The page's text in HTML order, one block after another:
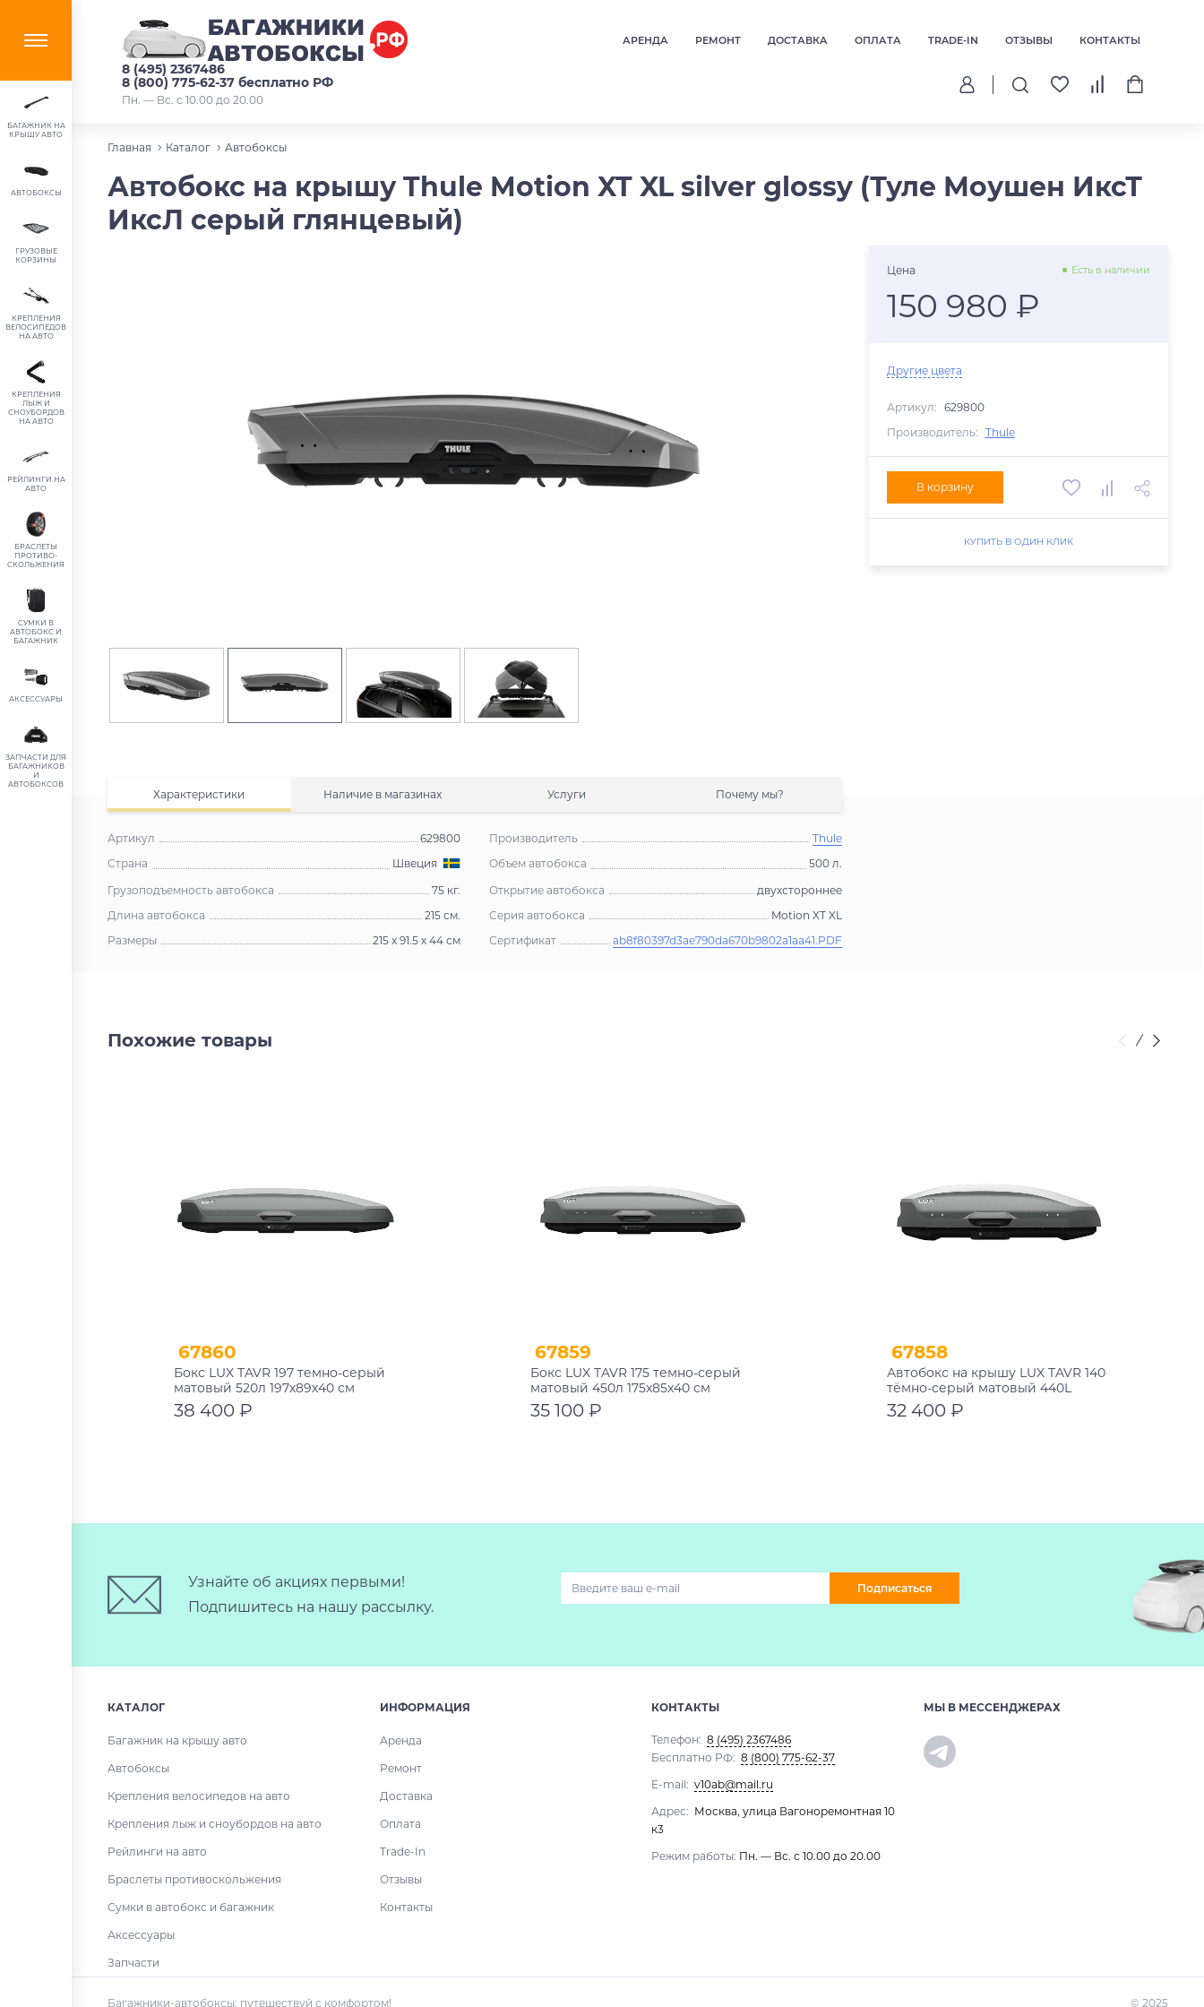
АРЕНДА РЕМОНТ ДОСТАВКА ОПЛАТА TRADE-IN ОТЗЫВЫ КОНТАКТЫ
8 (495) 2367486
8 (800) 775-62-37 бесплатно РФ
Пн. — Вс. с 10.00 до 20.00
БАГАЖНИК НА
КРЫШУ АВТО
АВТОБОКСЫ
ГРУЗОВЫЕ
КОРЗИНЫ
КРЕПЛЕНИЯ
ВЕЛОСИПЕДОВ
НА АВТО
КРЕПЛЕНИЯ
ЛЫЖ И
СНОУБОРДОВ
НА АВТО
РЕЙЛИНГИ НА
АВТО
БРАСЛЕТЫ
ПРОТИВО-
СКОЛЬЖЕНИЯ
СУМКИ В
АВТОБОКС И
БАГАЖНИК
АКСЕССУАРЫ
ЗАПЧАСТИ ДЛЯ
БАГАЖНИКОВ
И
АВТОБОКСОВ
Главная Каталог Автобоксы
Автобокс на крышу Thule Motion XT XL silver glossy (Туле Моушен ИксТ
ИксЛ серый глянцевый)
Характеристики Наличие в магазинах Услуги Почему мы?
Артикул 629800 Производитель
Thule
Страна
Швеция Объем автобокса
500 л.
Грузоподъемность автобокса
75 кг. Открытие автобокса
двухстороннее
Длина автобокса
215 см. Серия автобокса
Motion XT XL
Размеры
215 x 91.5 x 44 см Сертификат ab8f80397d3ae790da670b9802a1aa41.PDF
Цена Есть в наличии
150 980 ₽
Другие цвета
Артикул: 629800
Производитель: Thule
В корзину
КУПИТЬ В ОДИН КЛИК
Похожие товары
67860
Бокс LUX TAVR 197 темно-серый
матовый 520л 197х89х40 см
38 400 ₽
67859
Бокс LUX TAVR 175 темно-серый
матовый 450л 175x85x40 см
35 100 ₽
67858
Автобокс на крышу LUX TAVR 140
тёмно-серый матовый 440L
1420х910х450
32 400 ₽
Узнайте об акциях первыми!
Подпишитесь на нашу рассылку.
Подписаться
КАТАЛОГ
Багажник на крышу авто
Автобоксы
Крепления велосипедов на авто
Крепления лыж и сноубордов на авто
Рейлинги на авто
Браслеты противоскольжения
Сумки в автобокс и багажник
Аксессуары
Запчасти
ИНФОРМАЦИЯ
Аренда
Ремонт
Доставка
Оплата
Trade-In
Отзывы
Контакты
КОНТАКТЫ
Телефон: 8 (495) 2367486
Бесплатно РФ: 8 (800) 775-62-37
E-mail: v10ab@mail.ru
Адрес: Москва, улица Вагоноремонтная 10
к3
Режим работы: Пн. — Вс. с 10.00 до 20.00
МЫ В МЕССЕНДЖЕРАХ
Багажники-автобоксы: путешествуй с комфортом! © 2025